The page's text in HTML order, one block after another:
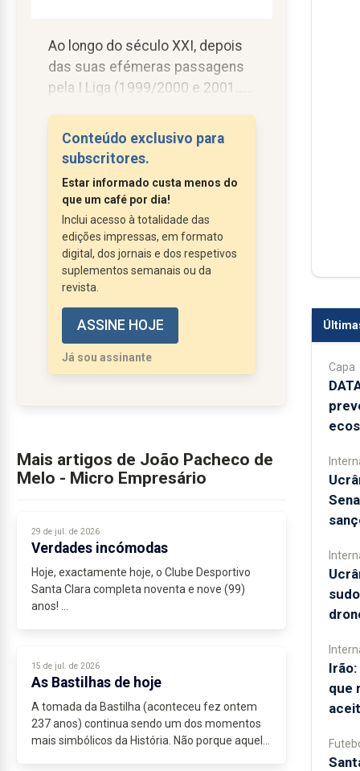
Ao longo do século XXI, depois
das suas efémeras passagens
pela I Liga (1999/2000 e 2001…
na prática, como utilizador
exclusivo do Estádio.
após a longa travessia pela II
Liga, a já SAD criada com o
propósito de preservar o clube –
na altura verdadeiramente ainda
SAD do Santa Clara –, ao fazer
regressar a equipa ao principal
patamar...
Conteúdo exclusivo para
subscritores.
Estar informado custa menos do
que um café por dia!
Inclui acesso à totalidade das
edições impressas, em formato
digital, dos jornais e dos respetivos
suplementos semanais ou da
revista.
ASSINE HOJE
Já sou assinante
Mais artigos de João Pacheco de
Melo - Micro Empresário
29 de jul. de 2026
Verdades incómodas
Hoje, exactamente hoje, o Clube Desportivo
Santa Clara completa noventa e nove (99)
anos!
15 de jul. de 2026
As Bastilhas de hoje
A tomada da Bastilha (aconteceu fez ontem
237 anos) continua sendo um dos momentos
mais simbólicos da História. Não porque aquela
Capa
que